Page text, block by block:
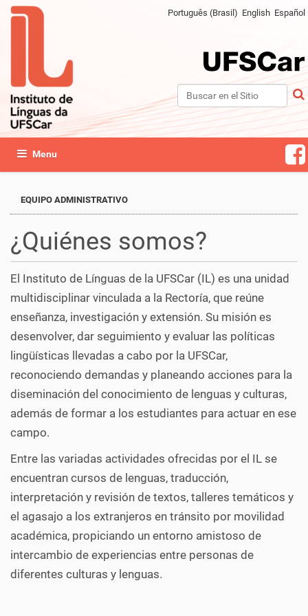
Buscar
Búsqueda Avanzada…
Português (Brasil) English Español
Mostrar/Ocultar navegación
EQUIPO ADMINISTRATIVO
¿Quiénes somos?
El Instituto de Línguas de la UFSCar (IL) es una unidad
multidisciplinar vinculada a la Rectoría, que reúne
enseñanza, investigación y extensión. Su misión es
desenvolver, dar seguimiento y evaluar las políticas
lingüísticas llevadas a cabo por la UFSCar,
reconociendo demandas y planeando acciones para la
diseminación del conocimiento de lenguas y culturas,
además de formar a los estudiantes para actuar en ese
campo.
Entre las variadas actividades ofrecidas por el IL se
encuentran cursos de lenguas, traducción,
interpretación y revisión de textos, talleres temáticos y
el agasajo a los extranjeros en tránsito por movilidad
académica, propiciando un entorno amistoso de
intercambio de experiencias entre personas de
diferentes culturas y lenguas.